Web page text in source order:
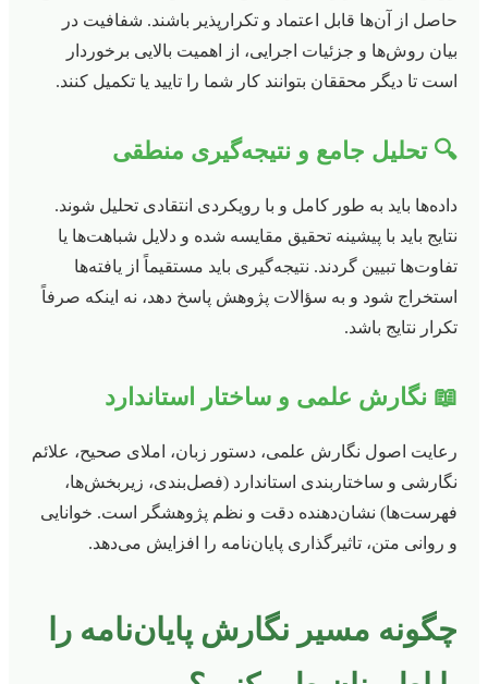
حاصل از آن‌ها قابل اعتماد و تکرارپذیر باشند. شفافیت در
بیان روش‌ها و جزئیات اجرایی، از اهمیت بالایی برخوردار
است تا دیگر محققان بتوانند کار شما را تایید یا تکمیل کنند.
🔍 تحلیل جامع و نتیجه‌گیری منطقی
داده‌ها باید به طور کامل و با رویکردی انتقادی تحلیل شوند.
نتایج باید با پیشینه تحقیق مقایسه شده و دلایل شباهت‌ها یا
تفاوت‌ها تبیین گردند. نتیجه‌گیری باید مستقیماً از یافته‌ها
استخراج شود و به سؤالات پژوهش پاسخ دهد، نه اینکه صرفاً
تکرار نتایج باشد.
📖 نگارش علمی و ساختار استاندارد
رعایت اصول نگارش علمی، دستور زبان، املای صحیح، علائم
نگارشی و ساختاربندی استاندارد (فصل‌بندی، زیربخش‌ها،
فهرست‌ها) نشان‌دهنده دقت و نظم پژوهشگر است. خوانایی
و روانی متن، تاثیرگذاری پایان‌نامه را افزایش می‌دهد.
چگونه مسیر نگارش پایان‌نامه را